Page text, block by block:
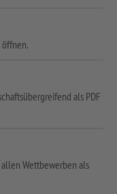
als PDF
Wettbewerben als